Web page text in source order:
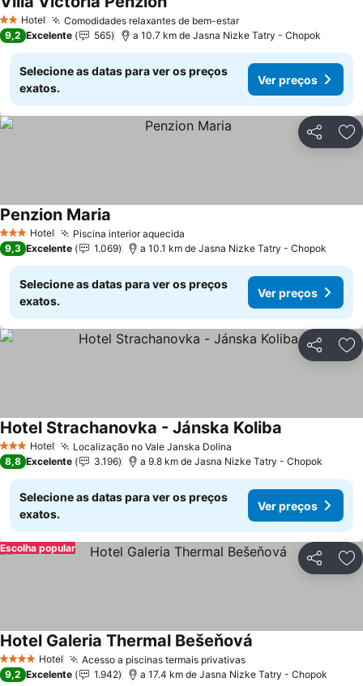
2 Estrelas
Hotel Comodidades relaxantes de bem-estar
9,2 Excelente 565 a 10.7 km de Jasna Nizke Tatry - Chopok
Selecione as datas para ver os preços
exatos.
Ver preços
Partilhar
3 EstrelasHotel Piscina interior aquecida
Penzion Maria
9,3 Excelente 1.069 a 10.1 km de Jasna Nizke Tatry - Chopok
Selecione as datas para ver os preços
exatos.
Ver preços
Partilhar
3 EstrelasHotel Localização no Vale Janska Dolina
Hotel Strachanovka - Jánska Koliba
8,8 Excelente 3.196 a 9.8 km de Jasna Nizke Tatry - Chopok
Selecione as datas para ver os preços
exatos.
Ver preços
Partilhar
Escolha popular
4 EstrelasHotel Acesso a piscinas termais privativas
Hotel Galeria Thermal Bešeňová
9,2 Excelente 1.942 a 17.4 km de Jasna Nizke Tatry - Chopok